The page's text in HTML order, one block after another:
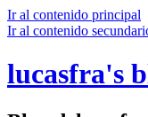
Ir al contenido principal
Ir al contenido
lucasfra's